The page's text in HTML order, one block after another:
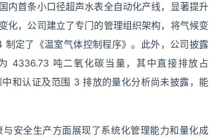
内首条小口径超声水表全自动化产线，显著提升
化，公司建立了专门的管理组织架构，将气候变
定了《温室气体控制程序》。此外，公司披露
4336.73 吨二氧化碳当量，其中直接排放占
和认证及范围 3 排放的量化分析尚未披露，能
安全生产方面展现了系统化管理能力和量化成